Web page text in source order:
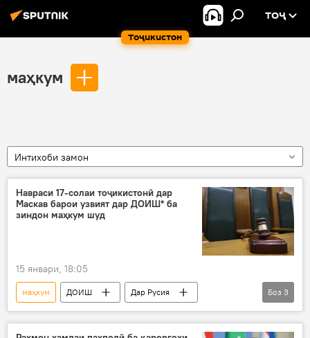
Тоҷикистон
ТОҶ
маҳкум
Интихоби замон
Навраси 17-солаи тоҷикистонӣ дар
Маскав барои узвият дар ДОИШ* ба
зиндон маҳкум шуд
15 январи, 18:05
маҳкум ДОИШ
Дар Русия
наврас
тоҷик
зиндон
Рӯйдод, ҷиноят ва ҳолатҳои фавқулода
Боз 3